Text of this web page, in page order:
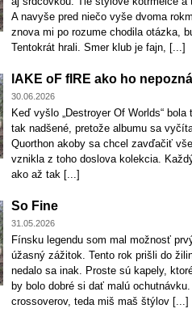
A navyše pred niečo vyše dvoma
znova mi po rozume chodila otázka,
Tentokrát hrali. Smer klub je fajn, [...]
lAKE oF fIRE ako ho
30.06.2026
Keď vyšlo „Destroyer Of Worlds“
tak nadšené, pretože albumu sa
Quorthon akoby sa chcel zavďačiť
vznikla z toho doslova kolekcia.
ako až tak [...]
So Fine
31.05.2026
Fínsku legendu som mal možnosť
úžasný zážitok. Tento rok prišli do
nedalo sa inak. Proste sú kapely,
by bolo dobré si dať malú
crossoverov, teda miš maš štýlov [...]